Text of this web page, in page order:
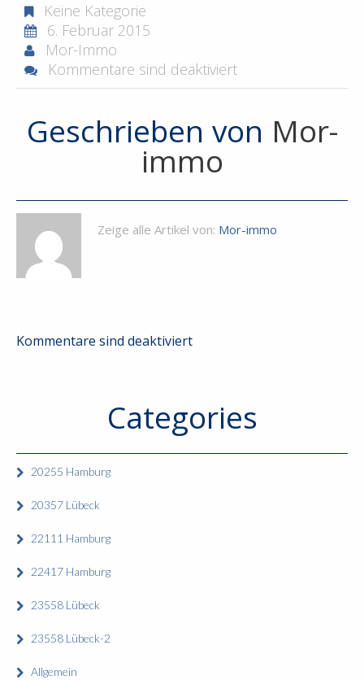
Keine Kategorie
6. Februar 2015
Mor-Immo
Kommentare sind deaktiviert
Geschrieben von Mor-
immo
Zeige alle Artikel von: Mor-immo
Kommentare sind deaktiviert
Categories
20255 Hamburg
20357 Lübeck
22111 Hamburg
22417 Hamburg
23558 Lübeck
23558 Lübeck-2
Allgemein